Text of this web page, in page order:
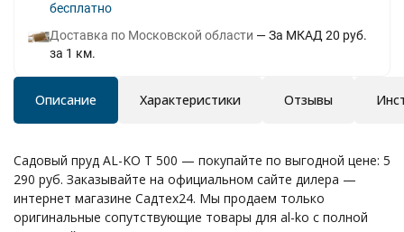
Бесплатно
Доставка по Московской области
За МКАД 20 руб.
за 1 км.
Описание Характеристики Отзывы
Садовый пруд AL-KO Т 500 — покупайте по выгодной цене: 5
290 руб. Заказывайте на официальном сайте дилера —
интернет магазине Садтех24. Мы продаем только
оригинальные сопутствующие товары для al-ko с полной